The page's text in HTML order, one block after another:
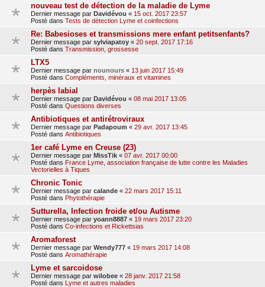
nouveau test de détection de la maladie de Lyme
Dernier message par Davidévou « 15 oct. 2017 23:57
Posté dans Tests de détection Lyme et coinfections
Re: Babesioses et transmissions mere enfant petitsenfants?
Dernier message par sylviapatoy « 20 sept. 2017 17:16
Posté dans Transmission, grossesse
LTX5
Dernier message par nounours « 13 juin 2017 15:49
Posté dans Compléments, minéraux et vitamines
herpès labial
Dernier message par Davidévou « 08 mai 2017 13:05
Posté dans Questions diverses
Antibiotiques et antirétroviraux
Dernier message par Padapoum « 29 avr. 2017 13:45
Posté dans Antibiotiques
1er café Lyme en Creuse (23)
Dernier message par MissTik « 07 avr. 2017 00:00
Posté dans France Lyme, association française de lutte contre les Maladies
Vectorielles à Tiques
Chronic Tonic
Dernier message par calande « 22 mars 2017 15:11
Posté dans Phytothérapie
Sutturella, Infection froide et/ou Autisme
Dernier message par yoann8887 « 19 mars 2017 23:20
Posté dans Co-infections et Rickettsias
Aromaforest
Dernier message par Wendy777 « 19 mars 2017 14:08
Posté dans Aromathérapie
Lyme et sarcoidose
Dernier message par wilobee « 28 janv. 2017 21:58
Posté dans Lyme et autres maladies